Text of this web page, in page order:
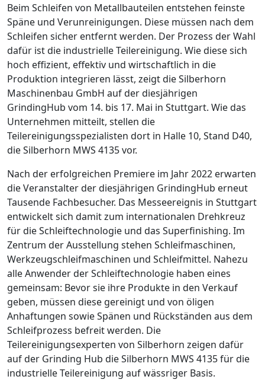
Beim Schleifen von Metallbauteilen entstehen feinste
Späne und Verunreinigungen. Diese müssen nach dem
Schleifen ­sicher entfernt werden. Der Prozess der Wahl
dafür ist die industrielle Teilereinigung. Wie diese sich
hoch effizient, effektiv und wirtschaftlich in die
Produktion integrieren lässt, zeigt die Silberhorn
Maschinenbau GmbH auf der diesjährigen
GrindingHub vom 14. bis 17. Mai in Stuttgart. Wie das
Unternehmen mitteilt, stellen die
Teilereinigungsspezialisten dort in Halle 10, Stand D40,
die Silberhorn MWS 4135 vor.
Nach der erfolgreichen Premiere im Jahr 2022 erwarten
die Veranstalter der diesjährigen GrindingHub erneut
Tausende ­Fachbesucher. Das Messeereignis in Stuttgart
entwickelt sich damit zum internationalen Drehkreuz
für die Schleiftechnologie und das Superfinishing. Im
Zentrum der Ausstellung stehen Schleifmaschinen,
Werkzeugschleifmaschinen und Schleifmittel. Nahezu
alle Anwender der Schleiftechnologie haben eines
gemeinsam: Bevor sie ihre Produkte in den Verkauf
geben, müssen diese gereinigt und von öligen
Anhaftungen sowie Spänen und Rückständen aus dem
Schleifprozess befreit werden. Die
Teilereinigungsexperten von Silberhorn zeigen dafür
auf der Grinding Hub die Silberhorn MWS 4135für die
industrielle Teilereinigung auf wässriger Basis.